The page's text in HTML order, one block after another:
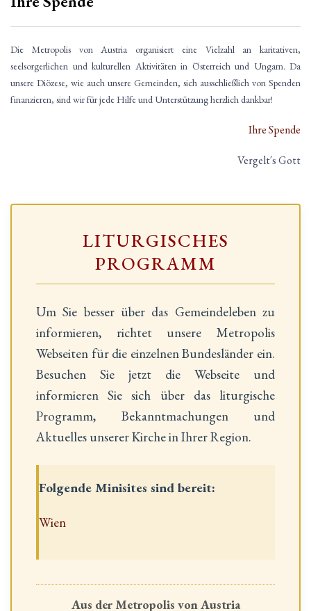
Die Metropolis von Austria organisiert eine Vielzahl an karitativen,
seelsorgerlichen und kulturellen Aktivitäten in Österreich und Ungarn. Da
unsere Diözese, wie auch unsere Gemeinden, sich ausschließlich von Spenden
finanzieren, sind wir für jede Hilfe und Unterstützung herzlich dankbar!
Ihre Spende
Vergelt´s Gott
LITURGISCHES
PROGRAMM
Um Sie besser über das Gemeindeleben zu
informieren, richtet unsere Metropolis
Webseiten für die einzelnen Bundesländer ein.
Besuchen Sie jetzt die Webseite und
informieren Sie sich über das liturgische
Programm, Bekanntmachungen und
Aktuelles unserer Kirche in Ihrer Region.
Folgende Minisites sind bereit:
Wien
Aus der Metropolis von Austria